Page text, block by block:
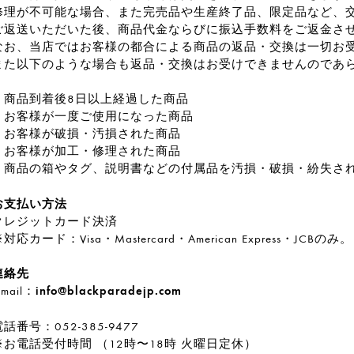
理が不可能な場合、また完売品や生産終了品、限定品など
返送いただいた後、商品代金ならびに振込手数料をご返金さ
お、当店ではお客様の都合による商品の返品・交換は一切お
た以下のような場合も返品・交換はお受けできませんのであ
商品到着後8日以上経過した商品
お客様が一度ご使用になった商品
お客様が破損・汚損された商品
お客様が加工・修理された商品
商品の箱やタグ、説明書などの付属品を汚損・破損・紛失さ
支払い方法
レジットカード決済
応カード：Visa・Mastercard・American Express・JCBの
絡先
： info@blackparadejp.com
話番号：052-385-9477
電話受付時間 （12時〜18時 火曜日定休）